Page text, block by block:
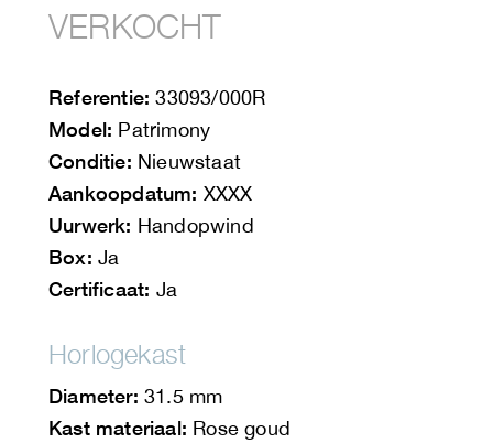
VERKOCHT
Referentie: 33093/000R
Model: Patrimony
Conditie: Nieuwstaat
Aankoopdatum: XXXX
Uurwerk: Handopwind
Box: Ja
Certificaat: Ja
Horlogekast
Diameter: 31.5 mm
Kast materiaal: Rose goud